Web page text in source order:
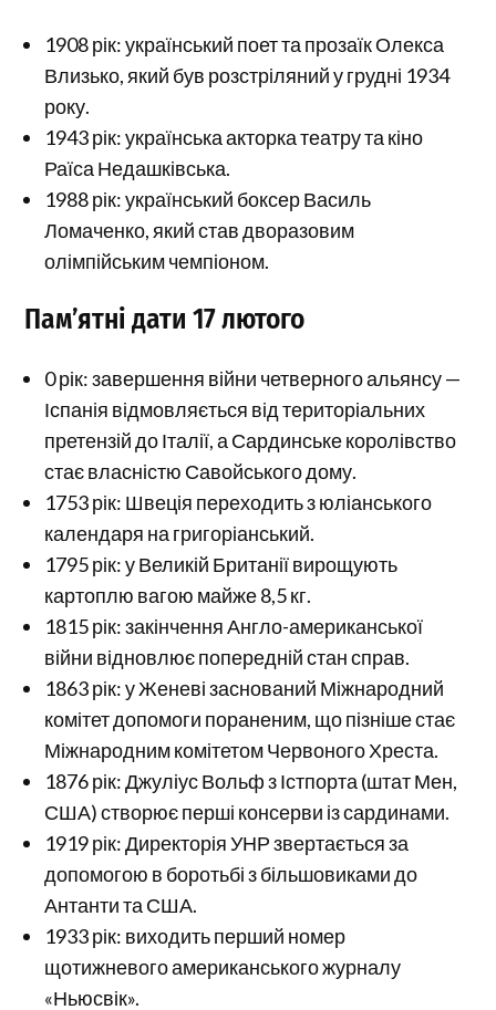
1908 рік: український поет та прозаїк Олекса
Влизько, який був розстріляний у грудні 1934
року.
1943 рік: українська акторка театру та кіно
Раїса Недашківська.
1988 рік: український боксер Василь
Ломаченко, який став дворазовим
олімпійським чемпіоном.
Пам’ятні дати 17 лютого
0 рік: завершення війни четверного альянсу —
Іспанія відмовляється від територіальних
претензій до Італії, а Сардинське королівство
стає власністю Савойського дому.
1753 рік: Швеція переходить з юліанського
календаря на григоріанський.
1795 рік: у Великій Британії вирощують
картоплю вагою майже 8,5 кг.
1815 рік: закінчення Англо-американської
війни відновлює попередній стан справ.
1863 рік: у Женеві заснований Міжнародний
комітет допомоги пораненим, що пізніше стає
Міжнародним комітетом Червоного Хреста.
1876 рік: Джуліус Вольф з Істпорта (штат Мен,
США) створює перші консерви із сардинами.
1919 рік: Директорія УНР звертається за
допомогою в боротьбі з більшовиками до
Антанти та США.
1933 рік: виходить перший номер
щотижневого американського журналу
«Ньюсвік».